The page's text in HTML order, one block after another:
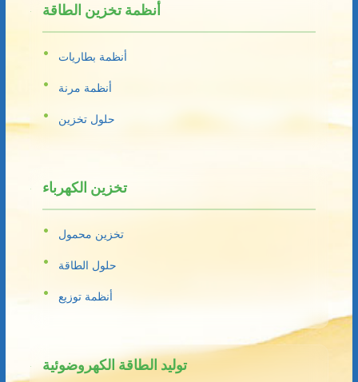
أنظمة تخزين الطاقة
أنظمة بطاريات
أنظمة مرنة
حلول تخزين
تخزين الكهرباء
تخزين محمول
حلول الطاقة
أنظمة توزيع
توليد الطاقة الكهروضوئية